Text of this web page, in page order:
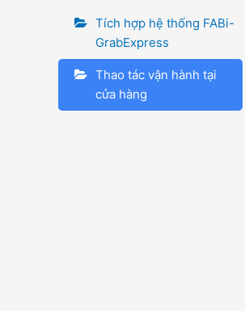
Tích hợp hệ thống FABi-
GrabExpress
Thao tác vận hành tại
cửa hàng